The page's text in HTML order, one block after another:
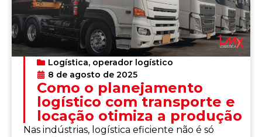
Logística, operador logístico
8 de agosto de 2025
Como o planejamento
logístico com transporte e
locação otimiza a produção
Nas indústrias, logística eficiente não é só